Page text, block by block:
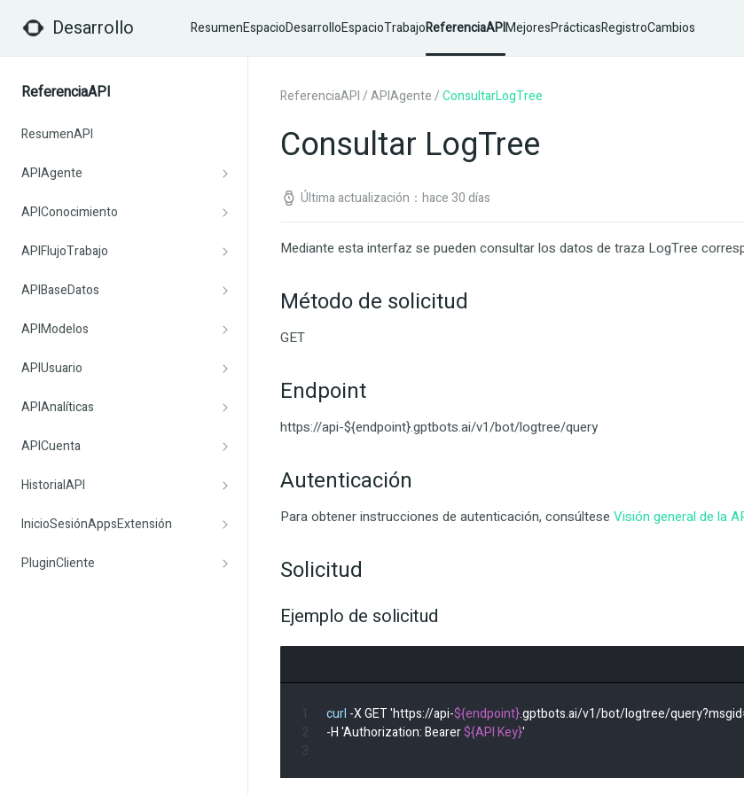
Desarrollo ResumenEspacioDesarrolloEspacioTrabajoReferenciaAPIMejoresPrácticasRegistroCambios
ReferenciaAPI
ResumenAPI
APIAgente
APIConocimiento
APIFlujoTrabajo
APIBaseDatos
APIModelos
APIUsuario
APIAnalíticas
APICuenta
HistorialAPI
InicioSesiónAppsExtensión
PluginCliente
ReferenciaAPI/APIAgente/ConsultarLogTree
Consultar LogTree
Última actualización：hace 30 días
Mediante esta interfaz se pueden consultar los datos de traza LogTree
Método de solicitud
GET
Endpoint
https://api-${endpoint}.gptbots.ai/v1/bot/logtree/query
Autenticación
Para obtener instrucciones de autenticación, consúltese Visión general de la
Solicitud
Ejemplo de solicitud
curl -X GET 'https://api-${endpoint}.gptbots.ai/v1/bot/logtree/
-H 'Authorization: Bearer ${API Key}